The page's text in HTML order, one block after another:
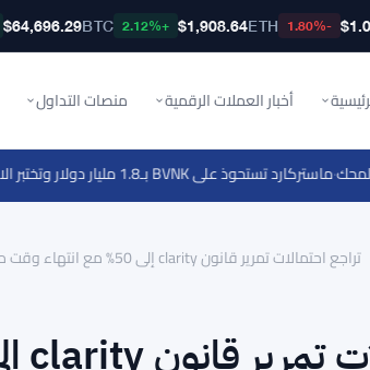
-1.80%
ETH
$1,908.64
+2.12%
BTC
$64,696.29
أخبار العملات الرقمية منصات التداول
·ماستركارد تستحوذ على BVNK بـ1.8 مليار دولار وتختبر الامتثال للعملات المستقرة مع بوردرلس
تراجع احتمالات تمرير قانون clarity إلى 50% مع انتهاء وقت مجلس الشيوخ